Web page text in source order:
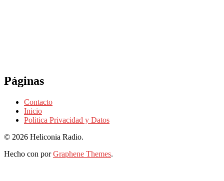
Páginas
Contacto
Inicio
Politica Privacidad y Datos
© 2026 Heliconia Radio.
Hecho con porGraphene Themes.